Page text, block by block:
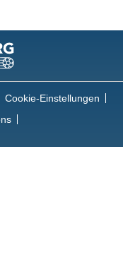
Cookie-Einstellungen